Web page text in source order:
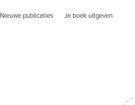
Nieuwe publicaties Je boek uitgeven